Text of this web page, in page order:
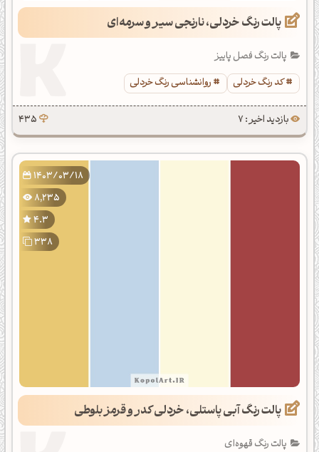
پالت رنگ خردلی، نارنجی سیر و سرمه‌ای
پالت رنگ فصل پاییز
کد رنگ خردلی
روانشناسی رنگ خردلی
بازدید اخیر : 7 435
1403/03/18
8,235
4.3
338
پالت رنگ آبی پاستلی، خردلی کدر و قرمز بلوطی
پالت رنگ قهوه‌ای